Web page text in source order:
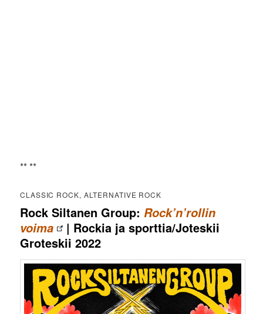
** **
CLASSIC ROCK, ALTERNATIVE ROCK
Rock Siltanen Group: Rock’n’rollin
voima
| Rockia ja sporttia/Joteskii
Groteskii 2022